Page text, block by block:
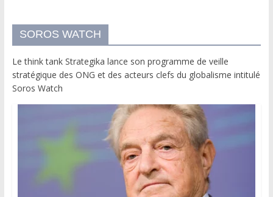
SOROS WATCH
Le think tank Strategika lance son programme de veille
stratégique des ONG et des acteurs clefs du globalisme intitulé
Soros Watch